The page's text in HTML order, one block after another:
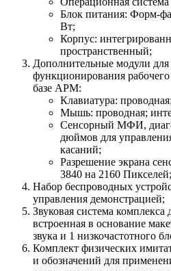
Блок питания: Форм-
Вт;
Корпус:
пространственный;
Дополнительные модули для
функционирования рабочего
базе АРМ:
Клавиатура:
Мышь: проводная;
Сенсорный МФИ,
дюймов для
касаний;
Разрешение экрана
3840 на 2160 Пикселей;
Набор беспроводных
управления демонстрацией;
Звуковая система комплекса
встроенная в основание
звука и 1 низкочастотного
Комплект физических
и обозначений для